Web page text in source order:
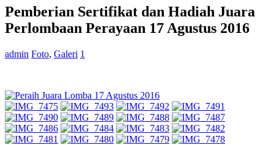
Pemberian Sertifikat dan Hadiah Juara
Perlombaan Perayaan 17 Agustus 2016
admin Foto, Galeri 1